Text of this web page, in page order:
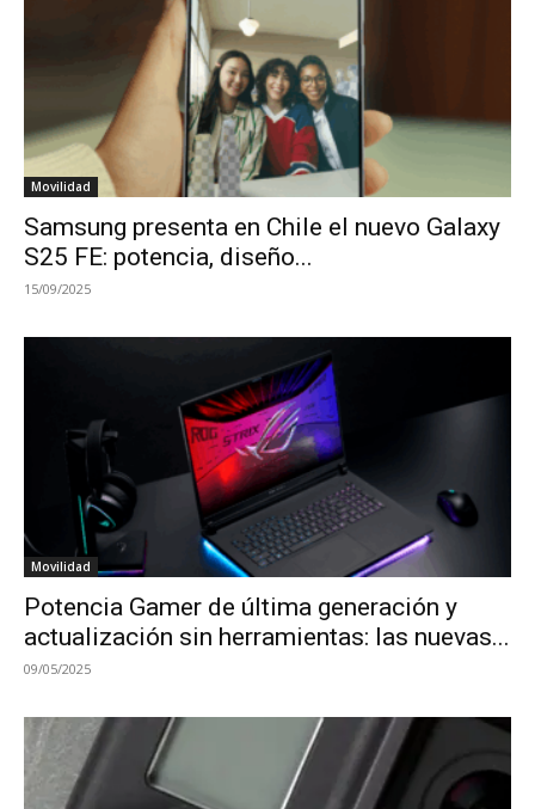
Movilidad
Samsung presenta en Chile el nuevo Galaxy
S25 FE: potencia, diseño...
15/09/2025
Movilidad
Potencia Gamer de última generación y
actualización sin herramientas: las nuevas...
09/05/2025